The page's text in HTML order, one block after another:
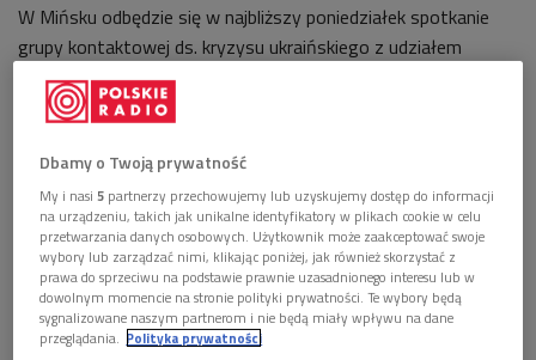
W Mińsku odbędzie się w najbliższy poniedziałek spotkanie
grupy kontaktowej ds. kryzysu ukraińskiego z udziałem
przedstawicieli Ukrainy, Rosji i OBWE - poinformowało w
sobotę MSZ Białorusi.
Goszczący w sobotę w Brukseli na szczycie UE prezydent
Ukrainy Petro Poroszenko wyraził nadzieję, że
poniedziałkowe spotkanie grupy przyczyni się do zawieszenia
broni na wschodniej Ukrainie - relacjonuje Reuters.
Jak zauważa AFP, kolejne spotkanie grupy kontaktowej
nastąpi w czasie, gdy państwa zachodnie i Kijów krytykują
pogłębianie się konfliktu na wschodniej Ukrainie. W sobotę
Dbamy o Twoją prywatność
My i nasi5 partnerzy przechowujemy lub uzyskujemy dostęp do informacji
na urządzeniu, takich jak unikalne identyfikatory w plikach cookie w celu
przetwarzania danych osobowych. Użytkownik może zaakceptować swoje
wybory lub zarządzać nimi, klikając poniżej, jak również skorzystać z
prawa do sprzeciwu na podstawie prawnie uzasadnionego interesu lub w
dowolnym momencie na stronie polityki prywatności. Te wybory będą
sygnalizowane naszym partnerom i nie będą miały wpływu na dane
przeglądania. Polityka prywatności